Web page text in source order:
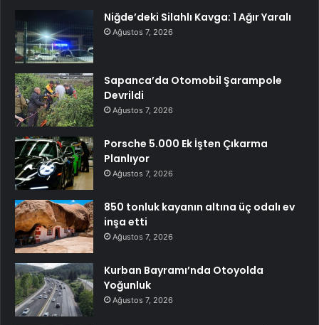
Niğde’deki Silahlı Kavga: 1 Ağır Yaralı
Ağustos 7, 2026
Sapanca’da Otomobil Şarampole
Devrildi
Ağustos 7, 2026
Porsche 5.000 Ek İşten Çıkarma
Planlıyor
Ağustos 7, 2026
850 tonluk kayanın altına üç odalı ev
inşa etti
Ağustos 7, 2026
Kurban Bayramı’nda Otoyolda
Yoğunluk
Ağustos 7, 2026